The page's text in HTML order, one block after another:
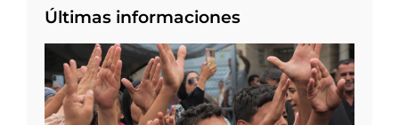
Últimas informaciones